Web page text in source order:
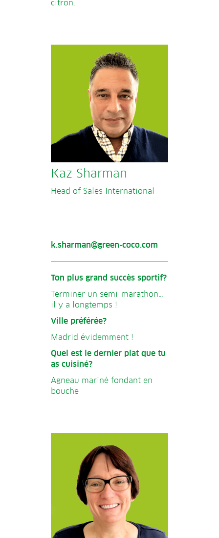
citron.
Kaz Sharman
Head of Sales International
k.sharman@green-coco.com
Ton plus grand succès sportif?
Terminer un semi-marathon…
il y a longtemps !
Ville préférée?
Madrid évidemment !
Quel est le dernier plat que tu
as cuisiné?
Agneau mariné fondant en
bouche